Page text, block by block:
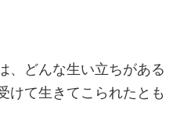
、どんな生い立ちがある
けて生きてこられたとも